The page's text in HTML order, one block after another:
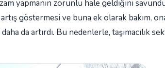
yapmanın zorunlu hale geldiğini
göstermesi ve buna ek olarak bakım,
da artırdı. Bu nedenlerle, taşımacılık